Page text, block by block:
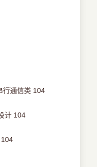
通信类 104
计 104